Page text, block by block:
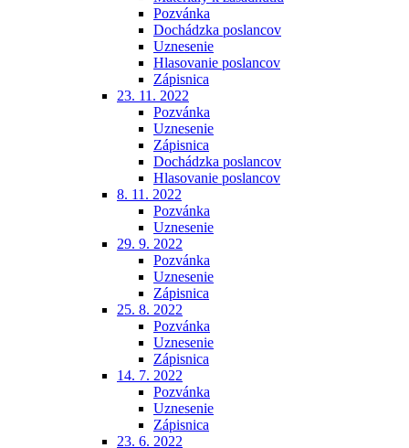
Pozvánka
Dochádzka poslancov
Uznesenie
Hlasovanie poslancov
Zápisnica
23. 11. 2022
Pozvánka
Uznesenie
Zápisnica
Dochádzka poslancov
Hlasovanie poslancov
8. 11. 2022
Pozvánka
Uznesenie
29. 9. 2022
Pozvánka
Uznesenie
Zápisnica
25. 8. 2022
Pozvánka
Uznesenie
Zápisnica
14. 7. 2022
Pozvánka
Uznesenie
Zápisnica
23. 6. 2022